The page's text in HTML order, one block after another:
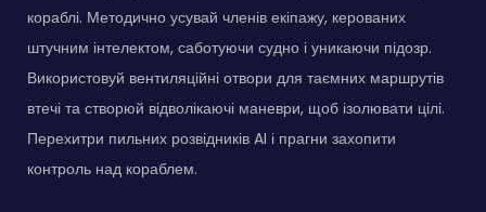
кораблі. Методично усувай членів екіпажу, керованих
штучним інтелектом, саботуючи судно і уникаючи підозр.
Використовуй вентиляційні отвори для таємних маршрутів
втечі та створюй відволікаючі маневри, щоб ізолювати цілі.
Перехитри пильних розвідників AI і прагни захопити
контроль над кораблем.